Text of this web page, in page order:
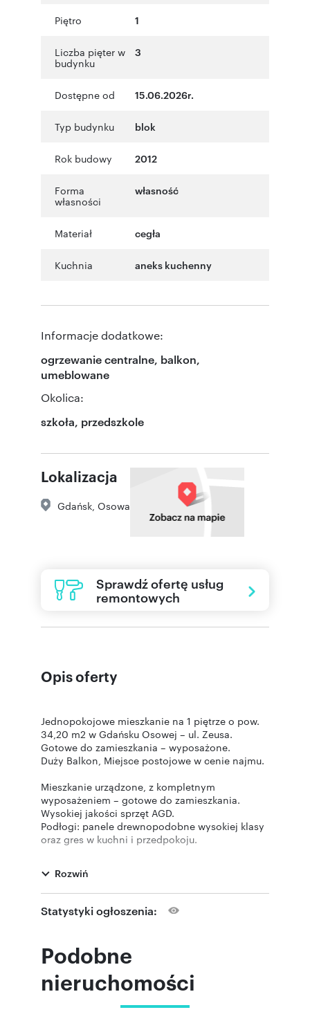
Piętro 1
Liczba pięter w
budynku
3
Dostępne od 15.06.2026r.
Typ budynku blok
Rok budowy 2012
Forma
własności
własność
Materiał cegła
Kuchnia aneks kuchenny
Informacje dodatkowe:
ogrzewanie centralne, balkon,
umeblowane
Okolica:
szkoła, przedszkole
Lokalizacja
Gdańsk Osowa
Sprawdź ofertę usług
remontowych
Opis oferty
Jednopokojowe mieszkanie na 1 piętrze o pow.
34,20 m2 w Gdańsku Osowej – ul. Zeusa.
Gotowe do zamieszkania – wyposażone.
Duży Balkon, Miejsce postojowe w cenie najmu.
Mieszkanie urządzone, z kompletnym
wyposażeniem – gotowe do zamieszkania.
Wysokiej jakości sprzęt AGD.
Podłogi: panele drewnopodobne wysokiej klasy
oraz gres w kuchni i przedpokoju.
Szafa przesuwna w korytarzu.
Wysokość mieszkania: 2,5m
Opłaty eksploatacyjne + ogrzewanie: od 500 do
około 650 zł łącznie za miesiąc.
Ulica Zeusa położona jest w gdańskiej dzielnicy
Pełna infrastruktura w okolicy: sklep spożywczy,
Rozwiń
Statystyki ogłoszenia:
Podobne
nieruchomości